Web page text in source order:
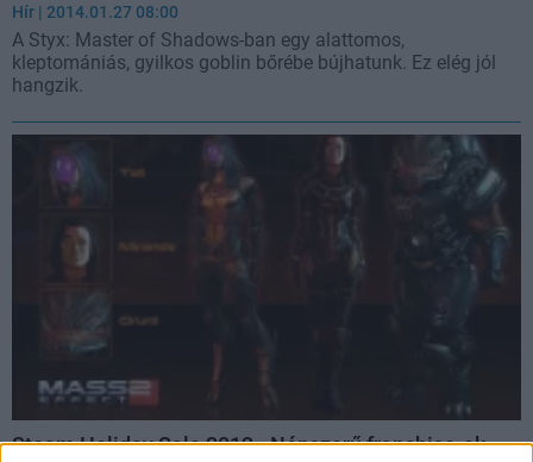
Hír | 2014.01.27 08:00
A Styx: Master of Shadows-ban egy alattomos,
kleptomániás, gyilkos goblin bőrébe bújhatunk. Ez elég jól
hangzik.
Steam Holiday Sale 2012 - Népszerű franchise-ok